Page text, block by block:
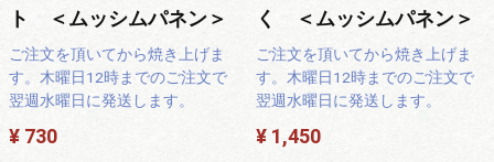
ト ＜ムッシムパネン＞
ご注文を頂いてから焼き上げま
す。木曜日12時までのご注文で
翌週水曜日に発送します。
¥ 730
く ＜ムッシムパネン＞
ご注文を頂いてから焼き上げま
す。木曜日12時までのご注文で
翌週水曜日に発送します。
¥ 1,450